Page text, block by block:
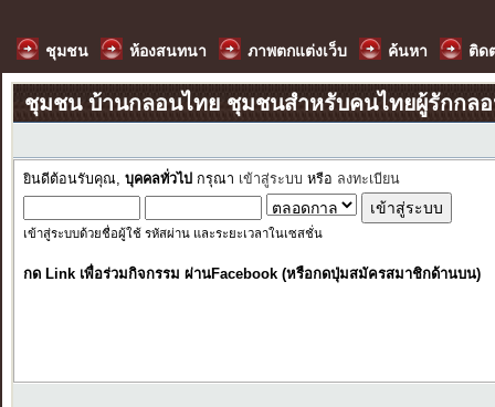
ชุมชน ห้องสนทนา ภาพตกแต่งเว็บ ค้นหา ติด
ชุมชน บ้านกลอนไทย ชุมชนสำหรับคนไทยผู้รักกล
ยินดีต้อนรับคุณ, บุคคลทั่วไป กรุณา เข้าสู่ระบบ หรือ ลงทะเบียน
เข้าสู่ระบบด้วยชื่อผู้ใช้ รหัสผ่าน และระยะเวลาในเซสชั่น
กด Link เพื่อร่วมกิจกรรม ผ่านFacebook (หรือกดปุ่มสมัครสมาชิกด้านบน)